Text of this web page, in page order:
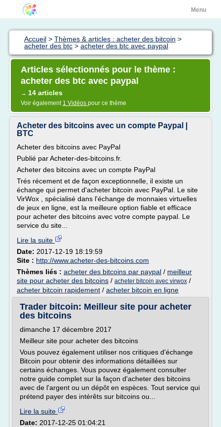
Menu
Accueil > Thèmes & articles : acheter des bitcoin >
acheter des btc > acheter des btc avec paypal
Articles sélectionnés pour le thème :
acheter des btc avec paypal
→ 14 articles
Voir également 1 Vidéos pour ce thème
Acheter des bitcoins avec un compte Paypal |
BTC
Acheter des bitcoins avec PayPal
Publié par Acheter-des-bitcoins.fr.
Acheter des bitcoins avec un compte PayPal
Trés récement et de façon exceptionnelle, il existe un
échange qui permet d'acheter bitcoin avec PayPal. Le site
VirWox , spécialisé dans l'échange de monnaies virtuelles
de jeux en ligne, est la meilleure option fiable et efficace
pour acheter des bitcoins avec votre compte paypal. Le
service du site...
Lire la suite
Date: 2017-12-19 18:19:59
Site : http://www.acheter-des-bitcoins.com
Thèmes liés : acheter des bitcoins par paypal / meilleur
site pour acheter des bitcoins / acheter bitcoin avec virwox /
acheter bitcoin rapidement / acheter bitcoin en ligne
Trader bitcoin: Meilleur site pour acheter
des bitcoins
dimanche 17 décembre 2017
Meilleur site pour acheter des bitcoins
Vous pouvez également utiliser nos critiques d'échange
Bitcoin pour obtenir des informations détaillées sur
certains échanges. Vous pouvez également consulter
notre guide complet sur la façon d'acheter des bitcoins
avec de l'argent ou un dépôt en espèces. Tout service qui
prétend payer des intérêts sur bitcoins ou...
Lire la suite
Date: 2017-12-25 01:04:21